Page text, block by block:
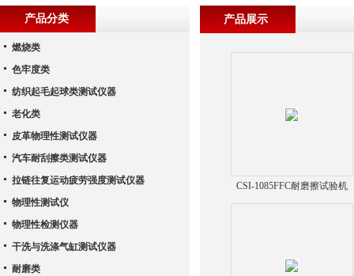
产品展示
CSI-1085FFC耐磨擦试验机
产品分类
燃烧类
色牢度类
纺织起毛起球类测试仪器
老化类
皮革物理性测试仪器
汽车耐刮擦类测试仪器
拉链往复运动疲劳强度测试仪器
物理性测试仪
物理性检测仪器
干洗与洗涤气缸测试仪器
耐磨类